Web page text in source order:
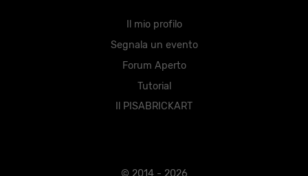
Il mio profilo
Segnala un evento
Forum Aperto
Tutorial
Il PISABRICKART
© 2014 - 2026